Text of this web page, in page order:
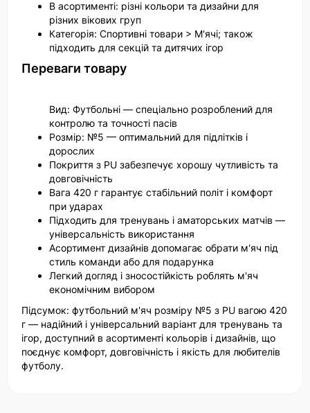
В асортименті: різні кольори та дизайни для
різних вікових груп
Категорія: Спортивні товари > М'ячі; також
підходить для секцій та дитячих ігор
Переваги товару
Вид: Футбольні — спеціально розроблений для
контролю та точності пасів
Розмір: №5 — оптимальний для підлітків і
дорослих
Покриття з PU забезпечує хорошу чутливість та
довговічність
Вага 420 г гарантує стабільний політ і комфорт
при ударах
Підходить для тренувань і аматорських матчів —
універсальність використання
Асортимент дизайнів допомагає обрати м'яч під
стиль команди або для подарунка
Легкий догляд і зносостійкість роблять м'яч
економічним вибором
Підсумок: футбольний м'яч розміру №5 з PU вагою 420
г — надійний і універсальний варіант для тренувань та
ігор, доступний в асортименті кольорів і дизайнів, що
поєднує комфорт, довговічність і якість для любителів
футболу.